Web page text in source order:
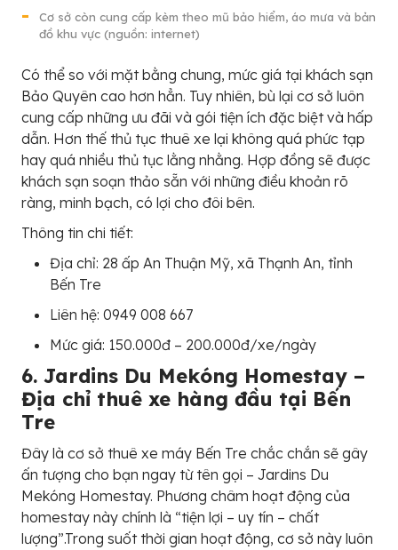
Cơ sở còn cung cấp kèm theo mũ bảo hiểm, áo mưa và bản
đồ khu vực (nguồn: internet)
Có thể so với mặt bằng chung, mức giá tại khách sạn
Bảo Quyên cao hơn hẳn. Tuy nhiên, bù lại cơ sở luôn
cung cấp những ưu đãi và gói tiện ích đặc biệt và hấp
dẫn. Hơn thế thủ tục thuê xe lại không quá phức tạp
hay quá nhiều thủ tục lằng nhằng. Hợp đồng sẽ được
khách sạn soạn thảo sẵn với những điều khoản rõ
ràng, minh bạch, có lợi cho đôi bên.
Thông tin chi tiết:
Địa chỉ: 28 ấp An Thuận Mỹ, xã Thạnh An, tỉnh
Bến Tre
Liên hệ: 0949 008 667
Mức giá: 150.000đ – 200.000đ/xe/ngày
6. Jardins Du Mekóng Homestay –
Địa chỉ thuê xe hàng đầu tại Bến
Tre
Đây là cơ sở thuê xe máy Bến Tre chắc chắn sẽ gây
ấn tượng cho bạn ngay từ tên gọi – Jardins Du
Mekóng Homestay. Phương châm hoạt động của
homestay này chính là “tiện lợi – uy tín – chất
lượng”.Trong suốt thời gian hoạt động, cơ sở này luôn